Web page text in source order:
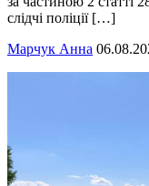
слідчі поліції […]
Марчук Анна